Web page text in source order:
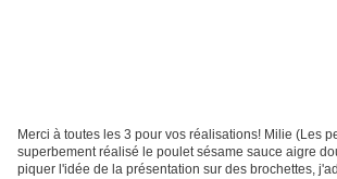
Merci à toutes les 3 pour vos réalisations! Milie (Les
superbement réalisé le poulet sésame sauce aigre
piquer l'idée de la présentation sur des brochettes,